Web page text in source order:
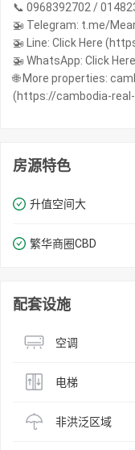
📞 0968392702 /
🚁 Telegram: t.me/
🚁 Line: Click Here
🚁 WhatsApp: Click
🌐 More properties:
(https://cambodia-
房源特色
升值空间大
繁华商圈​​CBD
配套设施
空调
电梯
非洪泛区域